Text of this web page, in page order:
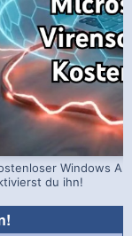
Windows
du ihn!